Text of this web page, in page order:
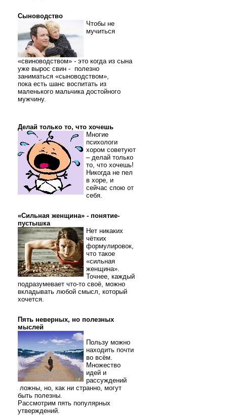
Сыноводство
Чтобы не
мучиться
«свиноводством» - это когда из сына
уже вырос свин - полезно
заниматься «сыноводством»,
пока есть шанс воспитать из
маленького мальчика достойного
мужчину.
Делай только то, что хочешь
Многие
психологи
хором советуют
– делай только
то, что хочешь!
Никогда не пел
в хоре, и
сейчас спою от
себя.
«Сильная женщина» - понятие-
пустышка
Нет никаких
чётких
формулировок,
что такое
«сильная
женщина».
Точнее, каждый
подразумевает что-то своё, можно
вкладывать любой смысл, который
хочется.
Пять неверных, но полезных
мыслей
Пользу можно
находить почти
во всём.
Множество
идей и
рассуждений
ложны, но, как ни странно, могут
быть полезны.
Рассмотрим пять популярных
утверждений.